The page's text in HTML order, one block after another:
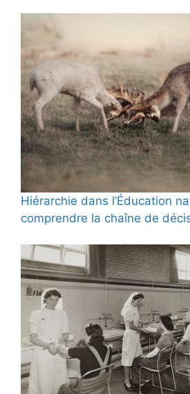
Hiérarchie dans l’Éducation
comprendre la chaîne de